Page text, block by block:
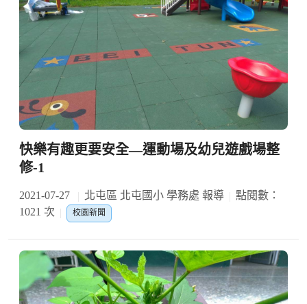
快樂有趣更要安全—運動場及幼兒遊戲場整
修-1
2021-07-27 北屯區 北屯國小 學務處 報導
點閱數：
1021 次
校園新聞